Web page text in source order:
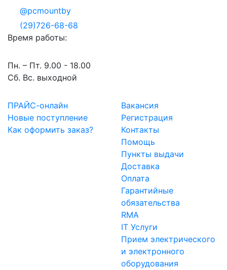
@pcmountby
(29)726-68-68
Время работы:
Пн. – Пт. 9.00 - 18.00
Сб. Вс. выходной
ПРАЙС-онлайн
Новые поступление
Как оформить заказ?
Вакансия
Регистрация
Контакты
Помощь
Пункты выдачи
Доставка
Оплата
Гарантийные
обязательства
RMA
IT Услуги
Прием электрического
и электронного
оборудования